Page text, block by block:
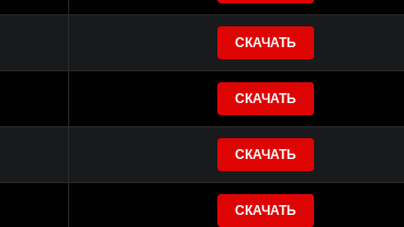
СКАЧАТЬ
СКАЧАТЬ
СКАЧАТЬ
СКАЧАТЬ